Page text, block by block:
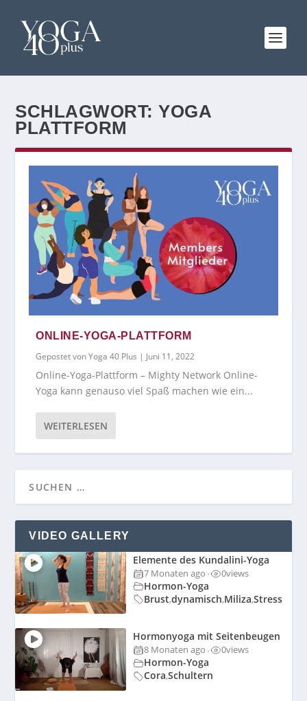
SCHLAGWORT:YOGA
PLATTFORM
ONLINE-YOGA-PLATTFORM
Gepostet vonYoga 40 Plus | Juni 11, 2022
Online-Yoga-Plattform – Mighty Network Online-
Yoga kann genauso viel Spaß machen wie ein...
WEITERLESEN
VIDEO GALLERY
Elemente des Kundalini-Yoga
7 Monaten ago • 0views
Hormon-Yoga
Brust,dynamisch,Miliza,Stress
Hormonyoga mit Seitenbeugen
8 Monaten ago • 0views
Hormon-Yoga
Cora,Schultern